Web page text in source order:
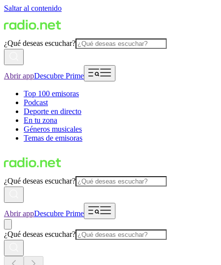
Saltar al contenido
¿Qué deseas escuchar?
Abrir appDescubre Prime
Top 100 emisoras
Podcast
Deporte en directo
En tu zona
Géneros musicales
Temas de emisoras
¿Qué deseas escuchar?
Abrir appDescubre Prime
¿Qué deseas escuchar?